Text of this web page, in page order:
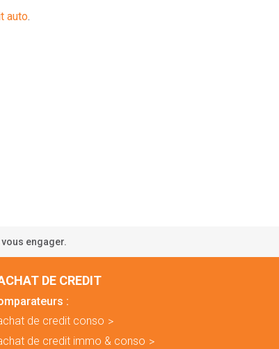
auto.
engager.
DE CREDIT
:
de credit conso
de credit immo & conso